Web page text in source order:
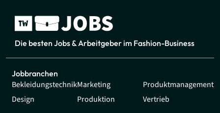
Die besten Jobs & Arbeitgeber im Fashion-Business
Jobbranchen
Bekleidungstechnik
Design
Marketing
Produktion
Produktmanagement
Vertrieb